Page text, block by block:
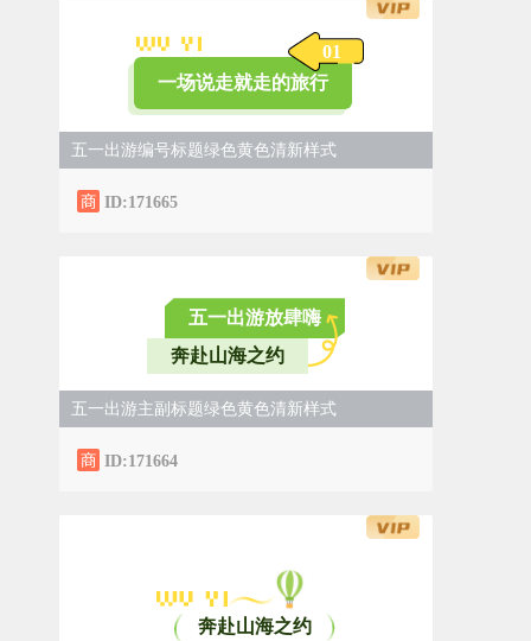
01
一场说走就走的旅行
五一出游编号标题绿色黄色清新样式
ID:171665
五一出游放肆嗨
奔赴山海之约
五一出游主副标题绿色黄色清新样式
ID:171664
奔赴山海之约